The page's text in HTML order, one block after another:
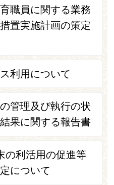
職員に関する業務
置実施計画の策定
利用について
管理及び執行の状
果に関する報告書
の利活用の促進等
について